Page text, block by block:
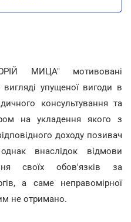
МИЦА" мотивовані
упущеної вигоди в
консультування та
на укладення якого з
доходу позивач
внаслідок відмови
своїх обов'язків за
а саме неправомірної
не отримано.